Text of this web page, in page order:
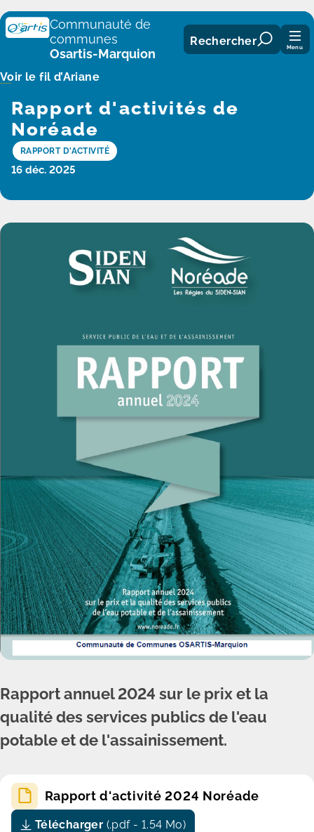
Panneau de gestion des cookies
Communauté de
communes
Osartis-Marquion
Rechercher Menu
Voir le fil d’Ariane
Rapport d'activités de
Noréade
RAPPORT D'ACTIVITÉ
16 déc. 2025
Rapport annuel 2024 sur le prix et la
qualité des services publics de l'eau
potable et de l'assainissement.
Rapport d'activité 2024 Noréade
Télécharger (.pdf - 1.54 Mo)